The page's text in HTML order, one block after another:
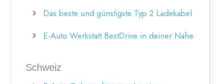
Das beste und günstigste Typ 2 Ladekabel
E-Auto Werkstatt BestDrive in deiner Nähe
Schweiz